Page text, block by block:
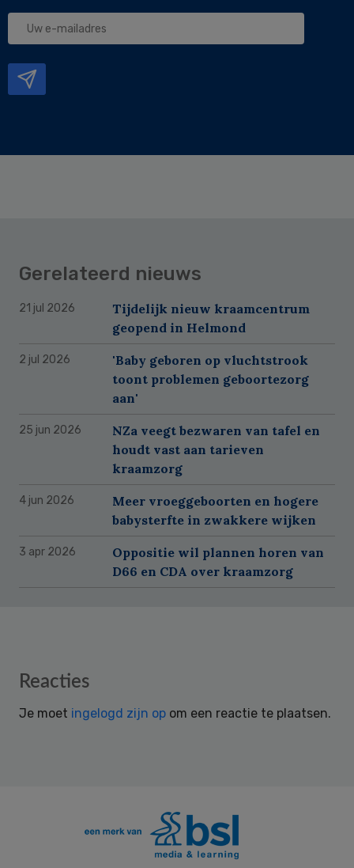
Uw
Gerelateerd nieuws
21 jul 2026
Tijdelijk nieuw kraamcentrum
geopend in Helmond
2 jul 2026
'Baby geboren op vluchtstrook
toont problemen geboortezorg
aan'
25 jun 2026
NZa veegt bezwaren van tafel en
houdt vast aan tarieven
kraamzorg
4 jun 2026
Meer vroeggeboorten en hogere
babysterfte in zwakkere wijken
3 apr 2026
Oppositie wil plannen horen van
D66 en CDA over kraamzorg
Reader
Reacties
Je moet ingelogd zijn op om een reactie te plaatsen.